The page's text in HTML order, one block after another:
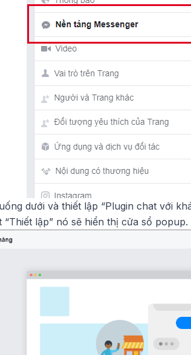
dưới và thiết lập “Plugin chat với
lập” nó sẽ hiển thị cửa sổ popup.